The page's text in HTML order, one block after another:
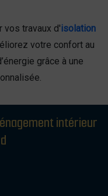
vos travaux d'isolation
votre confort au
grâce à une
intérieur